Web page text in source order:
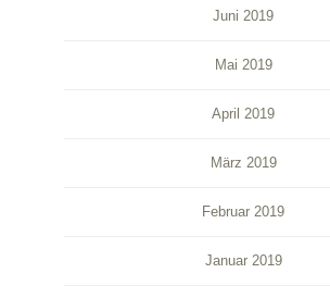
Juni 2019
Mai 2019
April 2019
März 2019
Februar 2019
Januar 2019